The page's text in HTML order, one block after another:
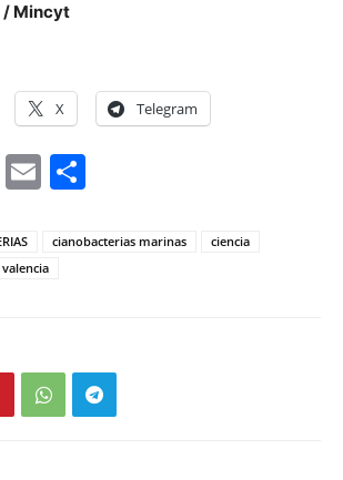
/ Mincyt
X Telegram
WhatsApp
Email
cianobacterias marinas
ciencia